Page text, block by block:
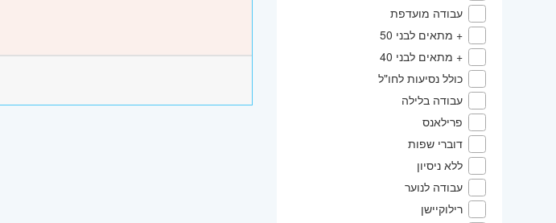
עבודה מועדפת
+ מתאים לבני 50
+ מתאים לבני 40
כולל נסיעות לחו"ל
עבודה בלילה
פרילאנס
דוברי שפות
ללא ניסיון
עבודה לנוער
רילוקיישן